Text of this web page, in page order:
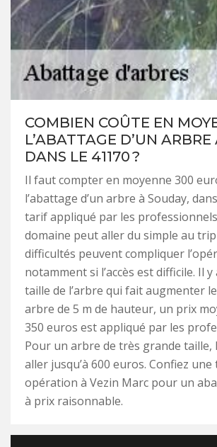
COMBIEN COÛTE EN
L’ABATTAGE D’UN
DANS LE 41170 ?
Il faut compter en moyenne 300
l’abattage d’un arbre à Souday,
tarif appliqué par les
domaine peut aller du simple au
difficultés peuvent compliquer
notamment si l’accès est difficile. Il y
taille de l’arbre qui fait augmenter
arbre de 5 m de hauteur, un prix
350 euros est appliqué par les
Pour un arbre de très grande taille,
aller jusqu’à 600 euros. Confiez une
opération à Vezin Marc pour un
à prix raisonnable.